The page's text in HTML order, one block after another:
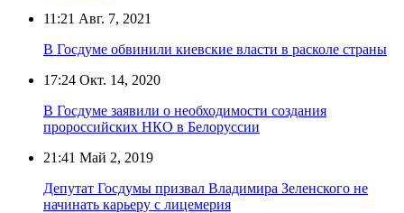
11:21 Авг. 7, 2021
В Госдуме обвинили киевские власти в расколе страны
17:24 Окт. 14, 2020
В Госдуме заявили о необходимости создания
пророссийских НКО в Белоруссии
21:41 Май 2, 2019
Депутат Госдумы призвал Владимира Зеленского не
начинать карьеру с лицемерия